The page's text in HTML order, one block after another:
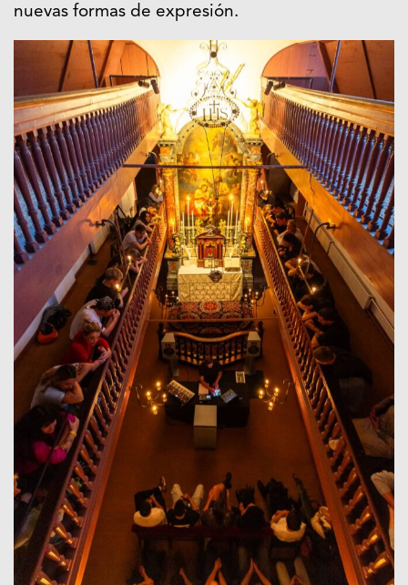
nuevas formas de expresión.